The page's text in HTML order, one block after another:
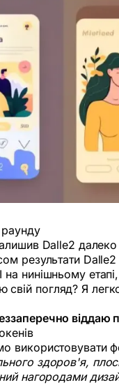
раунду
Dalle2
результати
нинішньому
погляд? Я
віддаю
використовувати
здоров'я,
нагородами